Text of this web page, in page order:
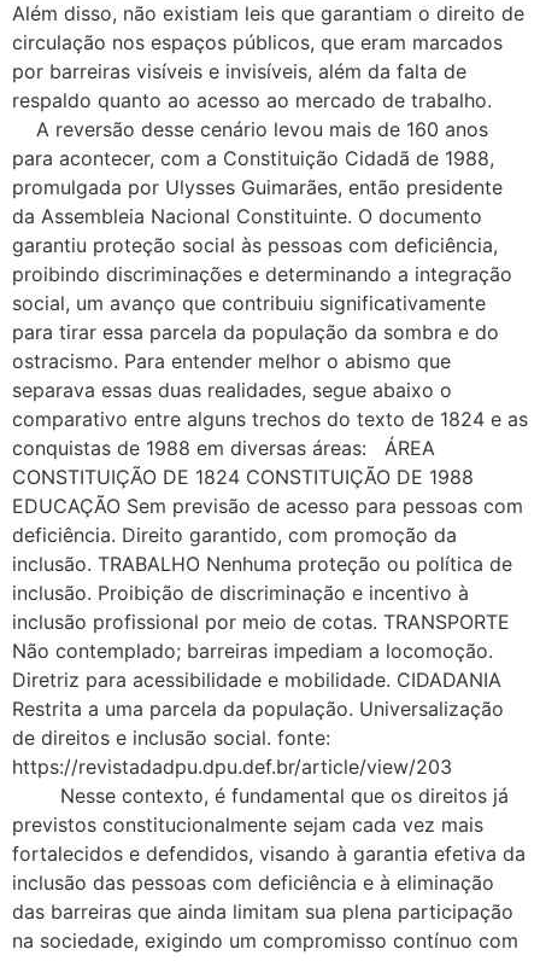
Além disso, não existiam leis que garantiam o direito de
circulação nos espaços públicos, que eram marcados
por barreiras visíveis e invisíveis, além da falta de
respaldo quanto ao acesso ao mercado de trabalho.
A reversão desse cenário levou mais de 160 anos
para acontecer, com a Constituição Cidadã de 1988,
promulgada por Ulysses Guimarães, então presidente
da Assembleia Nacional Constituinte. O documento
garantiu proteção social às pessoas com deficiência,
proibindo discriminações e determinando a integração
social, um avanço que contribuiu significativamente
para tirar essa parcela da população da sombra e do
ostracismo. Para entender melhor o abismo que
separava essas duas realidades, segue abaixo o
comparativo entre alguns trechos do texto de 1824 e as
conquistas de 1988 em diversas áreas: ÁREA
CONSTITUIÇÃO DE 1824 CONSTITUIÇÃO DE 1988
EDUCAÇÃO Sem previsão de acesso para pessoas com
deficiência. Direito garantido, com promoção da
inclusão. TRABALHO Nenhuma proteção ou política de
inclusão. Proibição de discriminação e incentivo à
inclusão profissional por meio de cotas. TRANSPORTE
Não contemplado; barreiras impediam a locomoção.
Diretriz para acessibilidade e mobilidade. CIDADANIA
Restrita a uma parcela da população. Universalização
de direitos e inclusão social. fonte:
https://revistadadpu.dpu.def.br/article/view/203
Nesse contexto, é fundamental que os direitos já
previstos constitucionalmente sejam cada vez mais
fortalecidos e defendidos, visando à garantia efetiva da
inclusão das pessoas com deficiência e à eliminação
das barreiras que ainda limitam sua plena participação
na sociedade, exigindo um compromisso contínuo com